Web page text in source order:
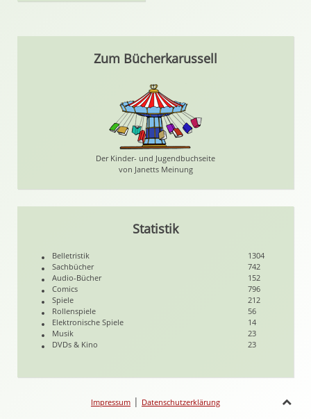
Zum Bücherkarussell
Der Kinder- und Jugendbuchseite
von Janetts Meinung
Statistik
Belletristik
1304
Sachbücher
742
Audio-Bücher
152
Comics
796
Spiele
212
Rollenspiele
56
Elektronische Spiele
14
Musik
23
DVDs & Kino
23
Impressum | Datenschutzerklärung